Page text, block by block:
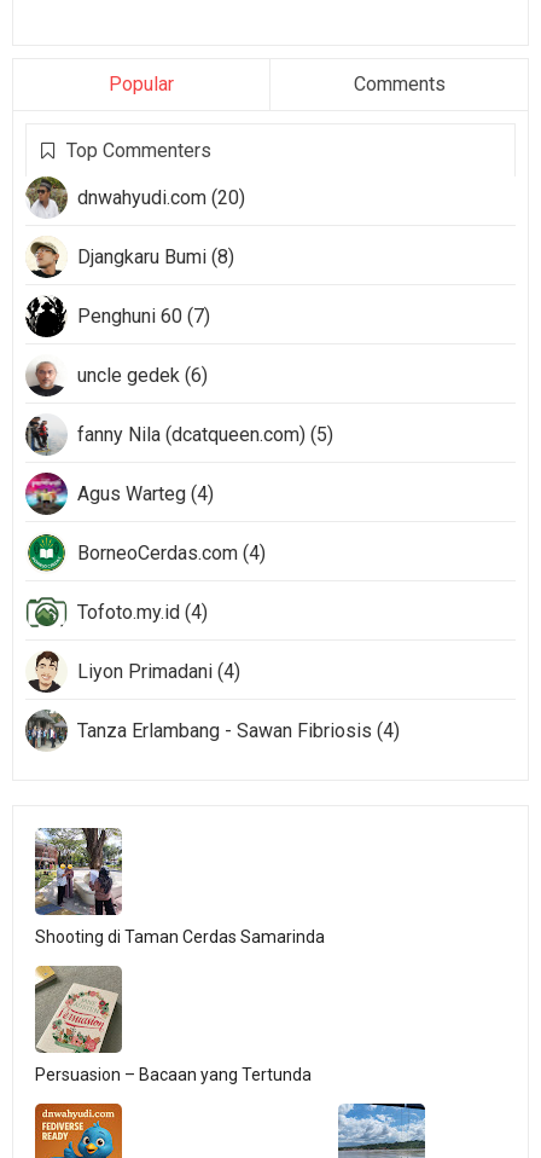
Popular Comments
Top Commenters
dnwahyudi.com (20)
Djangkaru Bumi (8)
Penghuni 60 (7)
uncle gedek (6)
fanny Nila (dcatqueen.com) (5)
Agus Warteg (4)
BorneoCerdas.com (4)
Tofoto.my.id (4)
Liyon Primadani (4)
Tanza Erlambang - Sawan Fibriosis (4)
Shooting di Taman Cerdas Samarinda
Persuasion – Bacaan yang Tertunda